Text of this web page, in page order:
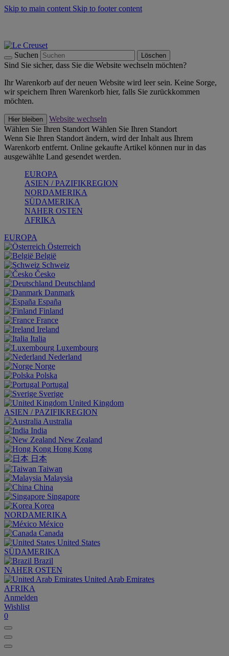
Skip to main content Skip to footer content
Suchen Löschen
Sind Sie sicher, dass Sie die Website wechseln möchten?
Ihr Warenkorb auf der neuen Website wird leer sein. Keine Sorge,
wir speichern Ihren Warenkorb hier, falls Sie zurückkommen
möchten.
Hier bleiben
Website wechseln
Wählen Sie Ihren Standort Wählen Sie Ihren Standort
Wenn Sie Ihren Standort ändern, wird der Inhalt aus Ihrem
Warenkorb entfernt. Online gekaufte Artikel können nur in das
ausgewählte Land gesendet werden.
EUROPA
ASIEN / PAZIFIKREGION
NORDAMERIKA
SÜDAMERIKA
NAHER OSTEN
AFRIKA
EUROPA
Österreich
België
Schweiz
Česko
Deutschland
Danmark
España
Finland
France
Ireland
Italia
Luxembourg
Nederland
Norge
Polska
Portugal
Sverige
United Kingdom
ASIEN / PAZIFIKREGION
Australia
India
New Zealand
Hong Kong
日本
Taiwan
Malaysia
China
Singapore
Korea
NORDAMERIKA
México
Canada
United States
SÜDAMERIKA
Brazil
NAHER OSTEN
United Arab Emirates
AFRIKA
Anmelden
Wishlist
0